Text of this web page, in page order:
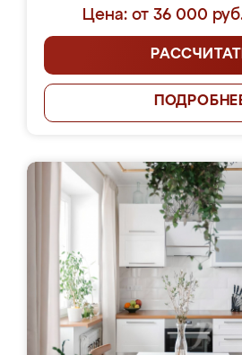
Цена: от 36 000